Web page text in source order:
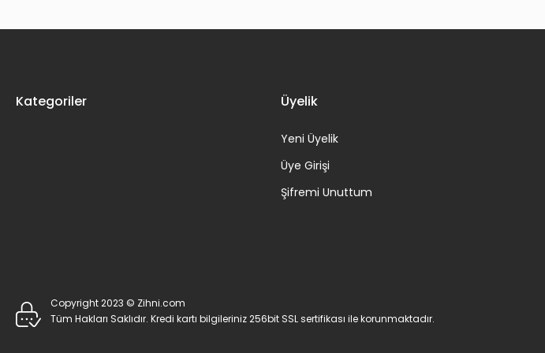
Kategoriler Üyelik
Yeni Üyelik
Üye Girişi
Şifremi Unuttum
Copyright 2023 © Zihni.com
Tüm Hakları Saklıdır. Kredi kartı bilgileriniz 256bit SSL sertifikası ile korunmaktadır.